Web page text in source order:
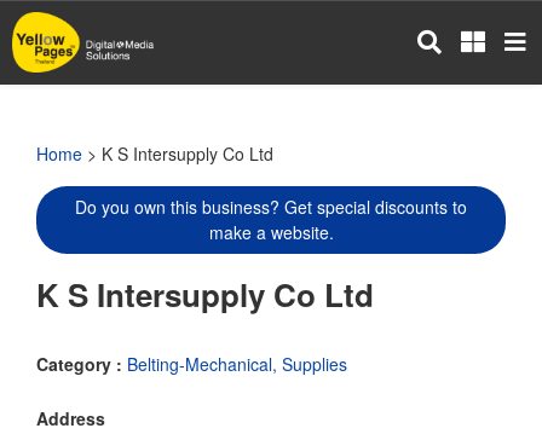
Skip
to
main
Home > K S Intersupply Co Ltd
Do you own this business? Get special discounts to
make a website.
K S Intersupply Co Ltd
Category : Belting-Mechanical, Supplies
Address